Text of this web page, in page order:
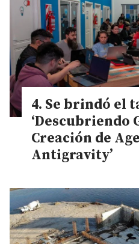
Se brindó el
‘Descubriendo
Creación de
Antigravity’